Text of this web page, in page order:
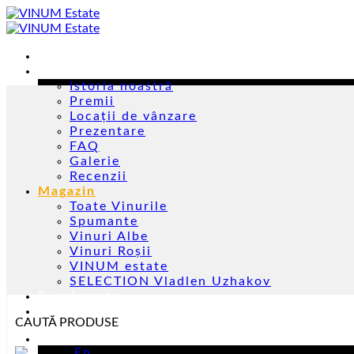
Skip
to
Istoria noastră
Premii
Locații de vânzare
Prezentare
FAQ
Galerie
Recenzii
Magazin
Toate Vinurile
Spumante
Vinuri Albe
Vinuri Roșii
VINUM estate
SELECTION Vladlen Uzhakov
CAUTĂ PRODUSE